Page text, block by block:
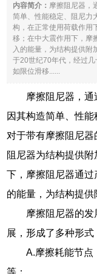
内容简介： 摩擦阻尼器，
简单、性能稳定、阻尼力
构，在正常使用荷载作用
移；在中大震作用下，摩
入的能量，为结构提供
于20世纪70年代，经过几
如限位滑移......
摩擦阻尼器，通
因其构造简单、性能
对于带有摩擦阻尼
阻尼器为结构提供
下，摩擦阻尼器通
的能量，为结构提供
摩擦阻尼器的
展，形成了多种形式
A.摩擦耗能节点